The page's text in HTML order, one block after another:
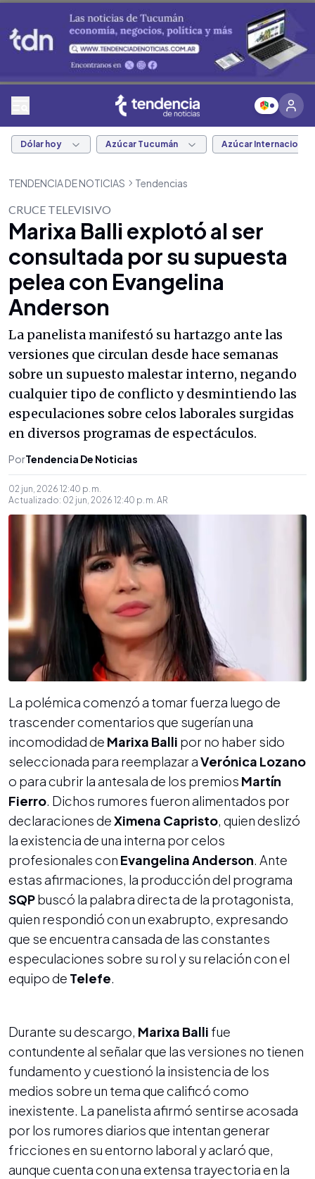
Dólar hoy Azúcar Tucumán Azúcar Internacional
TENDENCIA DE NOTICIAS Tendencias
CRUCE TELEVISIVO
Marixa Balli explotó al ser
consultada por su supuesta
pelea con Evangelina
Anderson
La panelista manifestó su hartazgo ante las
versiones que circulan desde hace semanas
sobre un supuesto malestar interno, negando
cualquier tipo de conflicto y desmintiendo las
especulaciones sobre celos laborales surgidas
en diversos programas de espectáculos.
PorTendencia De Noticias
02 jun, 2026 12:40 p. m.
Actualizado: 02 jun, 2026 12:40 p. m. AR
La polémica comenzó a tomar fuerza luego de
trascender comentarios que sugerían una
incomodidad de Marixa Balli por no haber sido
seleccionada para reemplazar aVerónica Lozano
o para cubrir la antesala de los premios Martín
Fierro. Dichos rumores fueron alimentados por
declaraciones deXimena Capristo, quien deslizó
la existencia de una interna por celos
profesionales con Evangelina Anderson. Ante
estas afirmaciones, la producción del programa
SQPbuscó la palabra directa de la protagonista,
quien respondió con un exabrupto, expresando
que se encuentra cansada de las constantes
especulaciones sobre su rol y su relación con el
equipo de Telefe.
Durante su descargo, Marixa Balli fue
contundente al señalar que las versiones no tienen
fundamento y cuestionó la insistencia de los
medios sobre un tema que calificó como
inexistente. La panelista afirmó sentirse acosada
por los rumores diarios que intentan generar
fricciones en su entorno laboral y aclaró que,
aunque cuenta con una extensa trayectoria en la